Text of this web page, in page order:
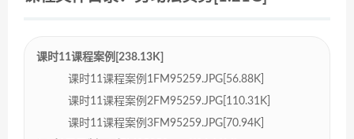
课时11课程案例[238.13K]
课时11课程案例1FM95259.JPG[56.88K]
课时11课程案例2FM95259.JPG[110.31K]
课时11课程案例3FM95259.JPG[70.94K]